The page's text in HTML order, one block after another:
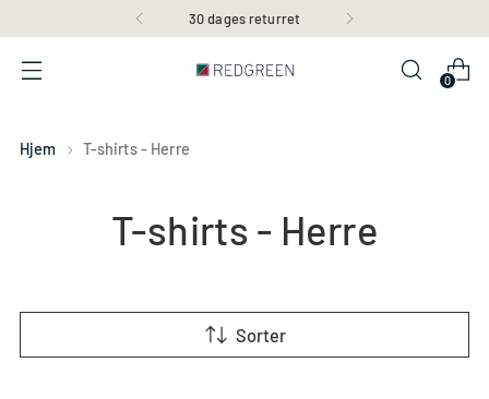
30 dages returret
0
Hjem T-shirts - Herre
T-shirts - Herre
Sorter